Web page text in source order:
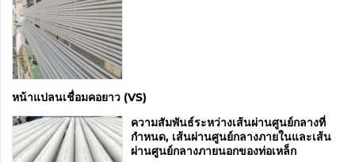
หน้าแปลนเชื่อมคอยาว (VS)
ความสัมพันธ์ระหว่างเส้นผ่านศูนย์กลางที่
กำหนด, เส้นผ่านศูนย์กลางภายในและเส้น
ผ่านศูนย์กลางภายนอกของท่อเหล็ก